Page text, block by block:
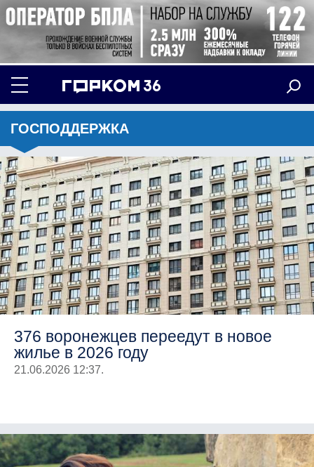
ГОСПОДДЕРЖКА
376 воронежцев переедут в новое
жилье в 2026 году
21.06.2026 12:37.